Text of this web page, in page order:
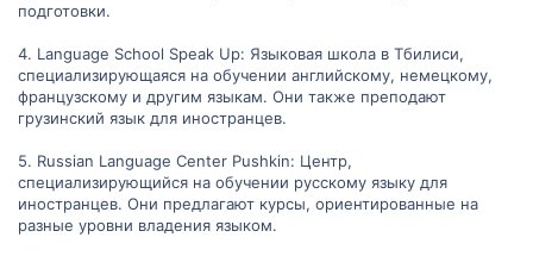
подготовки.
4. Language School Speak Up: Языковая школа в Тбилиси,
специализирующаяся на обучении английскому, немецкому,
французскому и другим языкам. Они также преподают
грузинский язык для иностранцев.
5. Russian Language Center Pushkin: Центр,
специализирующийся на обучении русскому языку для
иностранцев. Они предлагают курсы, ориентированные на
разные уровни владения языком.